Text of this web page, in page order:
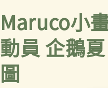
Maruco小
動員 企鵝
圖